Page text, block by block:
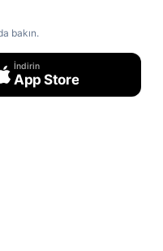
bakın.
İndirin
App Store